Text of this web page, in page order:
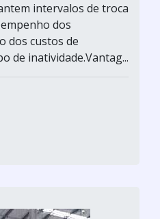
intervalos de troca
dos
dos custos de
de inatividade.Vantag...